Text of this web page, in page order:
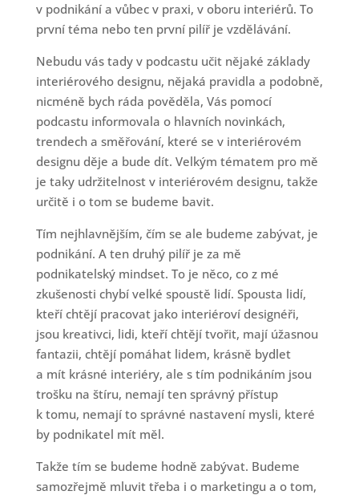
v podnikání a vůbec v praxi, v oboru interiérů. To
první téma nebo ten první pilíř je vzdělávání.
Nebudu vás tady v podcastu učit nějaké základy
interiérového designu, nějaká pravidla a podobně,
nicméně bych ráda pověděla, Vás pomocí
podcastu informovala o hlavních novinkách,
trendech a směřování, které se v interiérovém
designu děje a bude dít. Velkým tématem pro mě
je taky udržitelnost v interiérovém designu, takže
určitě i o tom se budeme bavit.
Tím nejhlavnějším, čím se ale budeme zabývat, je
podnikání. A ten druhý pilíř je za mě
podnikatelský mindset. To je něco, co z mé
zkušenosti chybí velké spoustě lidí. Spousta lidí,
kteří chtějí pracovat jako interiéroví designéři,
jsou kreativci, lidi, kteří chtějí tvořit, mají úžasnou
fantazii, chtějí pomáhat lidem, krásně bydlet
a mít krásné interiéry, ale s tím podnikáním jsou
trošku na štíru, nemají ten správný přístup
k tomu, nemají to správné nastavení mysli, které
by podnikatel mít měl.
Takže tím se budeme hodně zabývat. Budeme
samozřejmě mluvit třeba i o marketingu a o tom,